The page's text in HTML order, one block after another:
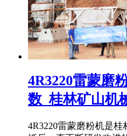
4R3220雷蒙磨
数_桂林矿山机
4R3220雷蒙磨粉机是桂